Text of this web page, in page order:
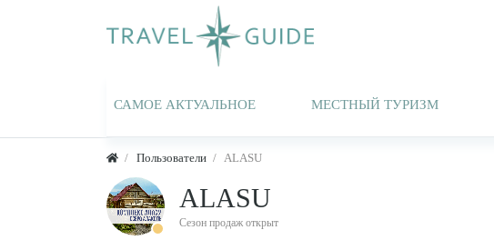
САМОЕ АКТУАЛЬНОЕ МЕСТНЫЙ ТУРИЗМ
Пользователи ALASU
ALASU
Сезон продаж открыт